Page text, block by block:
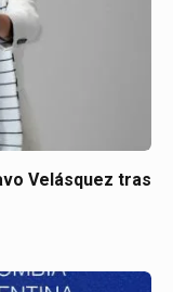
Velásquez tras